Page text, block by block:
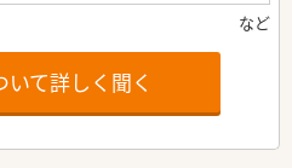
て詳しく聞く